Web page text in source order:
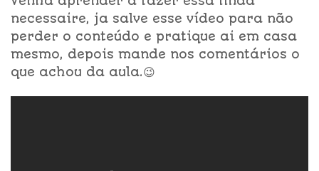
necessaire, ja salve esse vídeo para não
perder o conteúdo e pratique ai em casa
mesmo, depois mande nos comentários o
que achou da aula.😉